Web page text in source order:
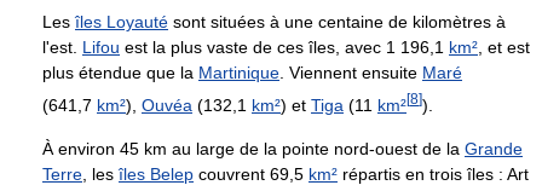
Lesîles Loyauté sont situées à une centaine de kilomètres à
l'est. Lifou est la plus vaste de ces îles, avec 1 196,1 km², et est
plus étendue que la Martinique. Viennent ensuite Maré
(641,7 km²), Ouvéa (132,1 km²) et Tiga (11 km²[8]).
À environ 45 km au large de la pointe nord-ouest de la Grande
Terre , lesîles Belep couvrent 69,5 km² répartis en trois îles : Art